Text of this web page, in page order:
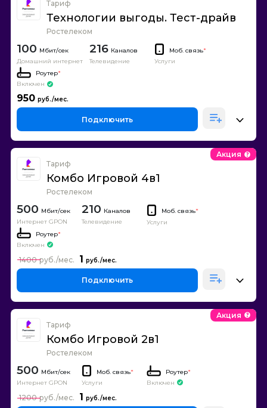
Тариф
Технологии выгоды. Тест-драйв
Ростелеком
100
Домашний интернет
216 Каналов
Телевидение
Моб. связь*
Услуги
Роутер*
Включен
950
Подключить
Тариф
Комбо Игровой 4в1
Ростелеком
Акция
500
Интернет GPON
210 Каналов
Телевидение
Моб. связь*
Услуги
Роутер*
Включен
1
1400
Подключить
Тариф
Комбо Игровой 2в1
Ростелеком
Акция
500
Интернет GPON
Моб. связь*
Услуги
Роутер*
Включен
1
1200